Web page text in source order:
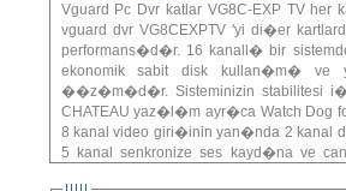
Vguard Pc Dvr katlar VG8C-EXP TV her
vguard dvr VG8CEXPTV 'yi di�er
performans�d�r. 16 kanall� bir
ekonomik sabit disk kullan�m� ve
��z�m�d�r. Sisteminizin stabilitesi
CHATEAU yaz�l�m ayr�ca Watch
8 kanal video giri�inin yan�nda 2 kanal
5 kanal senkronize ses kayd�na ve